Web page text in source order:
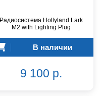
Радиосистема Hollyland Lark
M2 with Lighting Plug
В наличии
9 100 р.